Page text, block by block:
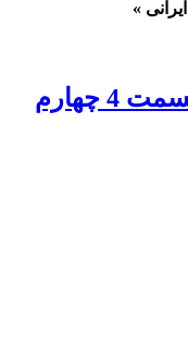
»
چهارم